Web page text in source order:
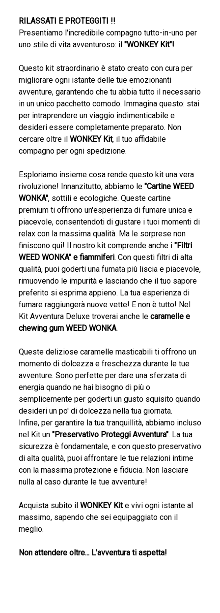
RILASSATI E PROTEGGITI !!
Presentiamo l'incredibile compagno tutto-in-uno per
uno stile di vita avventuroso: il "WONKEY Kit"!
Questo kit straordinario è stato creato con cura per
migliorare ogni istante delle tue emozionanti
avventure, garantendo che tu abbia tutto il necessario
in un unico pacchetto comodo. Immagina questo: stai
per intraprendere un viaggio indimenticabile e
desideri essere completamente preparato. Non
cercare oltre il WONKEY Kit, il tuo affidabile
compagno per ogni spedizione.
Esploriamo insieme cosa rende questo kit una vera
rivoluzione! Innanzitutto, abbiamo le "Cartine WEED
WONKA", sottili e ecologiche. Queste cartine
premium ti offrono un'esperienza di fumare unica e
piacevole, consentendoti di gustare i tuoi momenti di
relax con la massima qualità. Ma le sorprese non
finiscono qui! Il nostro kit comprende anche i "Filtri
WEED WONKA" e fiammiferi. Con questi filtri di alta
qualità, puoi goderti una fumata più liscia e piacevole,
rimuovendo le impurità e lasciando che il tuo sapore
preferito si esprima appieno. La tua esperienza di
fumare raggiungerà nuove vette! E non è tutto! Nel
Kit Avventura Deluxe troverai anche le caramelle e
chewing gum WEED WONKA.
Queste deliziose caramelle masticabili ti offrono un
momento di dolcezza e freschezza durante le tue
avventure. Sono perfette per dare una sferzata di
energia quando ne hai bisogno di più o
semplicemente per goderti un gusto squisito quando
desideri un po' di dolcezza nella tua giornata.
Infine, per garantire la tua tranquillità, abbiamo incluso
nel Kit un "Preservativo Proteggi Avventura". La tua
sicurezza è fondamentale, e con questo preservativo
di alta qualità, puoi affrontare le tue relazioni intime
con la massima protezione e fiducia. Non lasciare
nulla al caso durante le tue avventure!
Acquista subito il WONKEY Kite vivi ogni istante al
massimo, sapendo che sei equipaggiato con il
meglio.
Non attendere oltre... L'avventura ti aspetta!